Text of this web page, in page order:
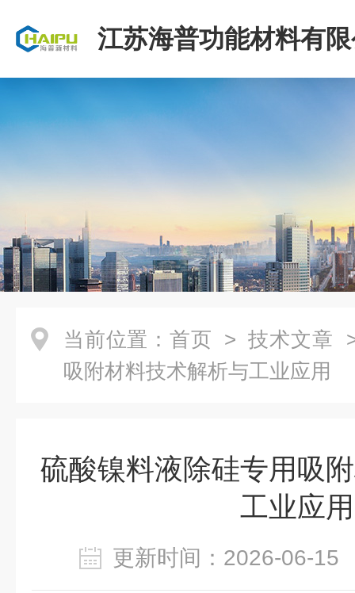
江苏海普功能材料有
当前位置： 首页 > 技术文章
吸附材料技术解析与工业应用
硫酸镍料液除硅专用吸
工业应用
更新时间：2026-06-